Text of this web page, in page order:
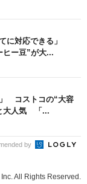
に対応できる」
ヒー豆”が大...
」 コストコの“大容
大人気 「...
by
All Rights Reserved.